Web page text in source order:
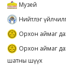
Музей
Нийтлэг
Орхон аймаг
Орхон аймаг
шатны шүүх